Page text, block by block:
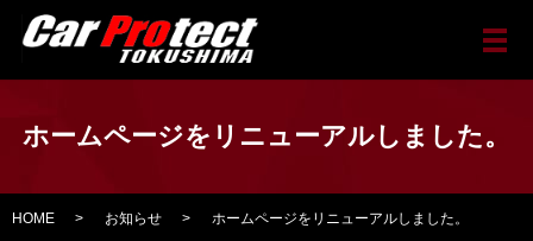
メ
ホームページをリニューアルしました。
HOME お知らせ ホームページをリニューアルしました。